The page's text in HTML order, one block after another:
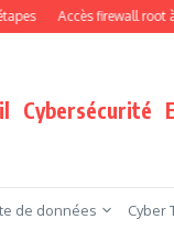
Accès firewall root à vendre !
Cybersécurité
de données Cyber